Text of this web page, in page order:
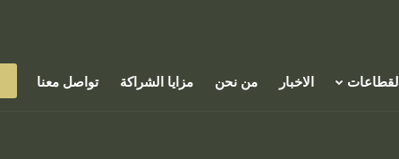
القطاعات الاخبار من نحن مزايا الشراكة تواصل معنا